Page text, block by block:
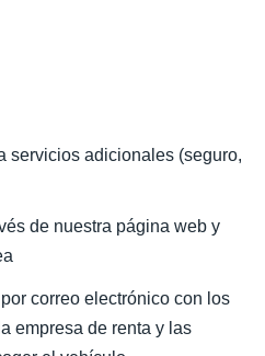
servicios adicionales (seguro,
de nuestra página web y
correo electrónico con los
empresa de renta y las